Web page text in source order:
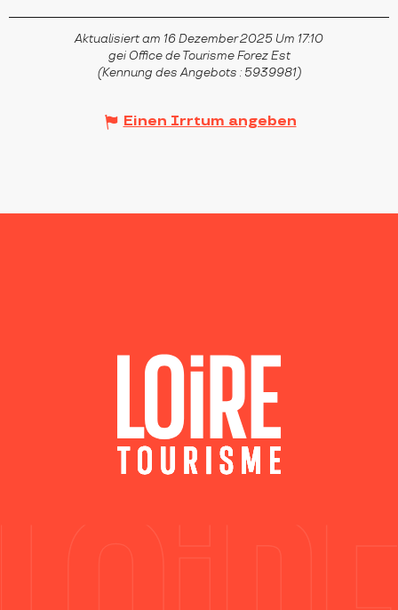
Aktualisiert am 16 Dezember 2025 Um 17:10
gei Office de Tourisme Forez Est
(Kennung des Angebots : 5939981)
Einen Irrtum angeben